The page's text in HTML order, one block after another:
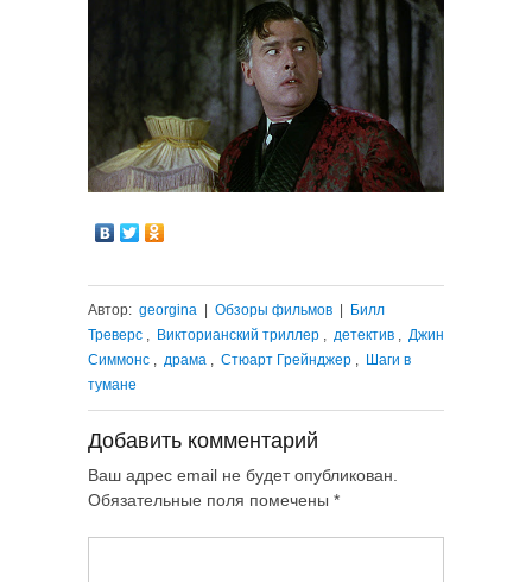
Автор: georgina Обзоры фильмов
Билл
Треверс , Викторианский триллер , детектив , Джин
Симмонс , драма , Стюарт Грейнджер , Шаги в
тумане
Добавить комментарий
Ваш адрес email не будет опубликован.
Обязательные поля помечены *